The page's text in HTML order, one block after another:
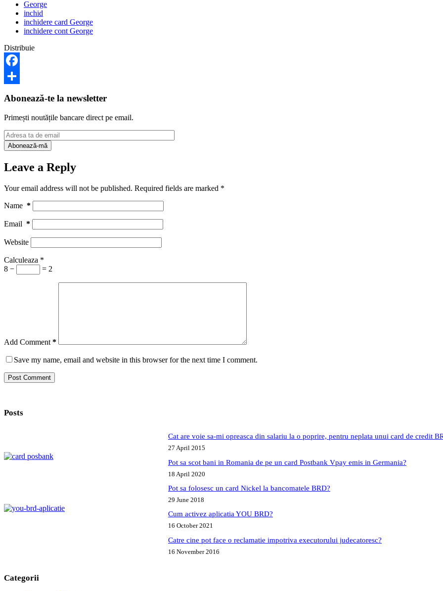
George
inchid
inchidere card George
inchidere cont George
Distribuie
Facebook
Abonează-te la newsletter
Primești noutățile bancare direct pe email.
Leave a Reply
Your email address will not be published. Required fields are marked *
Name *
Email *
Website
Calculeaza *
8 −
= 2
Add Comment *
Save my name, email and website in this browser for the next time I comment.
Post Comment
Posts
Cat are voie sa-mi opreasca din salariu la o poprire, pentru neplata unui card de credit
27 April 2015
Pot sa scot bani in Romania de pe un card Postbank Vpay emis in Germania?
18 April 2020
Pot sa folosesc un card Nickel la bancomatele BRD?
29 June 2018
Cum activez aplicatia YOU BRD?
16 October 2021
Catre cine pot face o reclamatie impotriva executorului judecatoresc?
16 November 2016
Categorii